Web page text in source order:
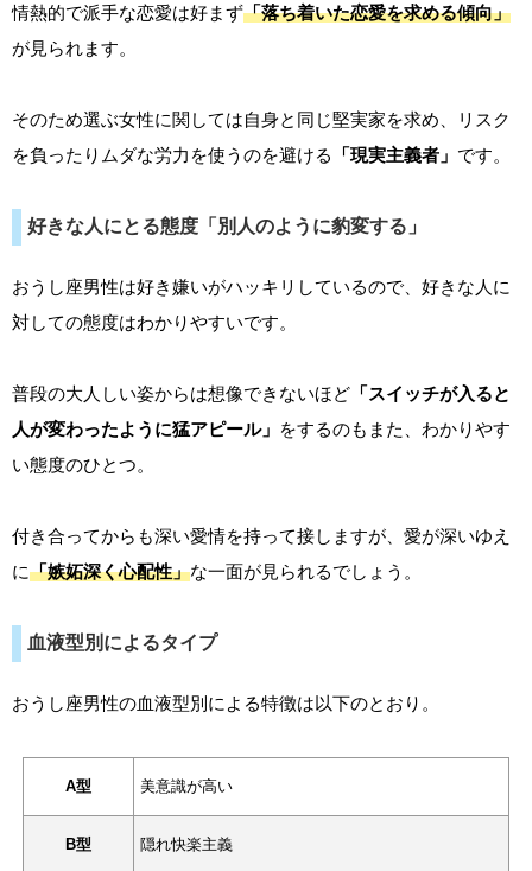
情熱的で派手な恋愛は好まず「落ち着いた恋愛を求める傾向」
が見られます。
そのため選ぶ女性に関しては自身と同じ堅実家を求め、リスク
を負ったりムダな労力を使うのを避ける
「現実主義者」 です。
好きな人にとる態度「別人のように豹変する」
おうし座男性は好き嫌いがハッキリしているので、好きな人に
対しての態度はわかりやすいです。
普段の大人しい姿からは想像できないほど 「スイッチが入ると
人が変わったように猛アピール」 をするのもまた、わかりやす
い態度のひとつ。
付き合ってからも深い愛情を持って接しますが、愛が深いゆえ
に「嫉妬深く心配性」な一面が見られるでしょう。
血液型別によるタイプ
おうし座男性の血液型別による特徴は以下のとおり。
A型 美意識が高い
B型 隠れ快楽主義